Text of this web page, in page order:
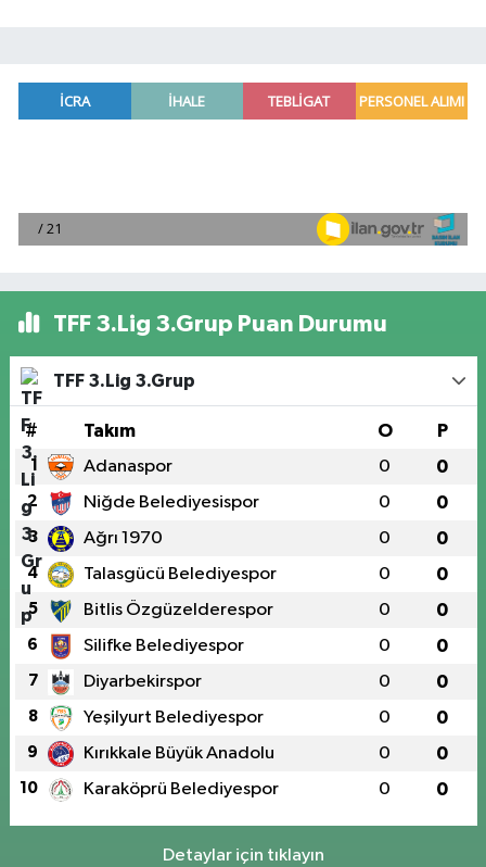
TFF 3.Lig 3.Grup Puan Durumu
TFF 3.Lig 3.Grup
# Takım O P
1 Adanaspor 0 0
2 Niğde Belediyesispor 0 0
3 Ağrı 1970 0 0
4 Talasgücü Belediyespor 0 0
5 Bitlis Özgüzelderespor 0 0
6 Silifke Belediyespor 0 0
7 Diyarbekirspor 0 0
8 Yeşilyurt Belediyespor 0 0
9 Kırıkkale Büyük Anadolu 0 0
10 Karaköprü Belediyespor 0 0
Detaylar için tıklayın